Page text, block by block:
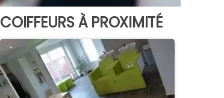
COIFFEURS À PROXIMITÉ